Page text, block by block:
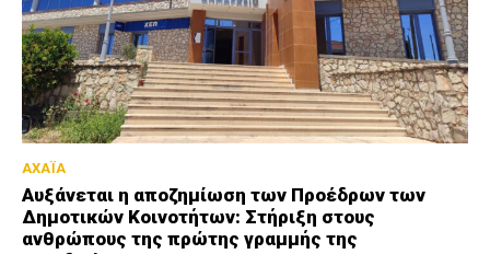
ΑΧΑΪΑ
Αυξάνεται η αποζημίωση των Προέδρων των
Δημοτικών Κοινοτήτων: Στήριξη στους
ανθρώπους της πρώτης γραμμής της